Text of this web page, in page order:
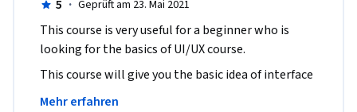
5 · Geprüft am 23. Mai 2021
This course is very useful for a beginner who is
looking for the basics of UI/UX course.
This course will give you the basic idea of interface
design which very important for its advanced
Mehr erfahren